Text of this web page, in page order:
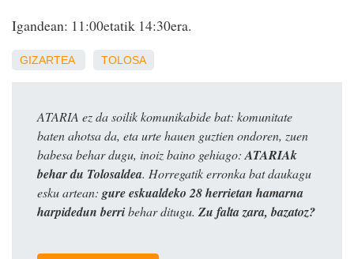
Igandean: 11:00etatik 14:30era.
GIZARTEA TOLOSA
ATARIA ez da soilik komunikabide bat: komunitate
baten ahotsa da, eta urte hauen guztien ondoren, zuen
babesa behar dugu, inoiz baino gehiago: ATARIAk
behar du Tolosaldea. Horregatik erronka bat daukagu
esku artean: gure eskualdeko 28 herrietan hamarna
harpidedun berribehar ditugu. Zu falta zara, bazatoz?